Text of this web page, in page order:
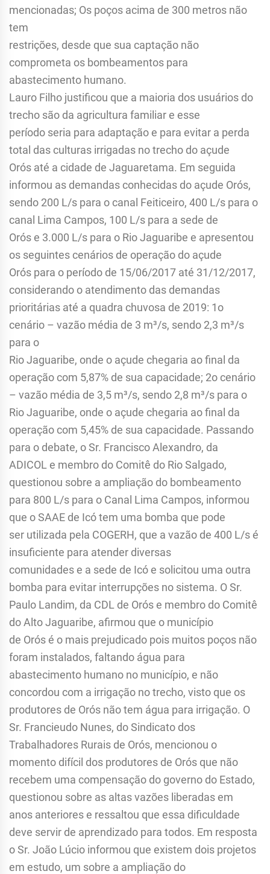
mencionadas; Os poços acima de 300 metros não
tem
restrições, desde que sua captação não
comprometa os bombeamentos para
abastecimento humano.
Lauro Filho justificou que a maioria dos usuários do
trecho são da agricultura familiar e esse
período seria para adaptação e para evitar a perda
total das culturas irrigadas no trecho do açude
Orós até a cidade de Jaguaretama. Em seguida
informou as demandas conhecidas do açude Orós,
sendo 200 L/s para o canal Feiticeiro, 400 L/s para o
canal Lima Campos, 100 L/s para a sede de
Orós e 3.000 L/s para o Rio Jaguaribe e apresentou
os seguintes cenários de operação do açude
Orós para o período de 15/06/2017 até 31/12/2017,
considerando o atendimento das demandas
prioritárias até a quadra chuvosa de 2019: 1o
cenário – vazão média de 3 m³/s, sendo 2,3 m³/s
para o
Rio Jaguaribe, onde o açude chegaria ao final da
operação com 5,87% de sua capacidade; 2o cenário
– vazão média de 3,5 m³/s, sendo 2,8 m³/s para o
Rio Jaguaribe, onde o açude chegaria ao final da
operação com 5,45% de sua capacidade. Passando
para o debate, o Sr. Francisco Alexandro, da
ADICOL e membro do Comitê do Rio Salgado,
questionou sobre a ampliação do bombeamento
para 800 L/s para o Canal Lima Campos, informou
que o SAAE de Icó tem uma bomba que pode
ser utilizada pela COGERH, que a vazão de 400 L/s é
insuficiente para atender diversas
comunidades e a sede de Icó e solicitou uma outra
bomba para evitar interrupções no sistema. O Sr.
Paulo Landim, da CDL de Orós e membro do Comitê
do Alto Jaguaribe, afirmou que o município
de Orós é o mais prejudicado pois muitos poços não
foram instalados, faltando água para
abastecimento humano no município, e não
concordou com a irrigação no trecho, visto que os
produtores de Orós não tem água para irrigação. O
Sr. Francieudo Nunes, do Sindicato dos
Trabalhadores Rurais de Orós, mencionou o
momento difícil dos produtores de Orós que não
recebem uma compensação do governo do Estado,
questionou sobre as altas vazões liberadas em
anos anteriores e ressaltou que essa dificuldade
deve servir de aprendizado para todos. Em resposta
o Sr. João Lúcio informou que existem dois projetos
em estudo, um sobre a ampliação do